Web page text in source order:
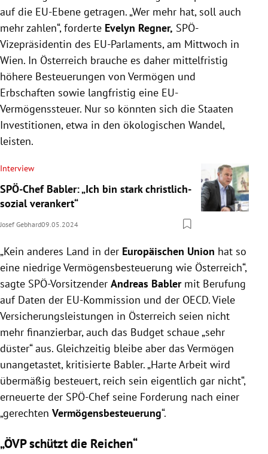
auf die EU-Ebene getragen. „Wer mehr hat, soll auch
mehr zahlen“, forderte Evelyn Regner, SPÖ-
Vizepräsidentin des EU-Parlaments, am Mittwoch in
Wien. In Österreich brauche es daher mittelfristig
höhere Besteuerungen von Vermögen und
Erbschaften sowie langfristig eine EU-
Vermögenssteuer. Nur so könnten sich die Staaten
Investitionen, etwa in den ökologischen Wandel,
leisten.
Interview
SPÖ-Chef Babler: „Ich bin stark christlich-
sozial verankert“
Josef Gebhard09.05.2024
„Kein anderes Land in der Europäischen Union hat so
eine niedrige Vermögensbesteuerung wie Österreich“,
sagte SPÖ-Vorsitzender Andreas Bablermit Berufung
auf Daten der EU-Kommission und der OECD. Viele
Versicherungsleistungen in Österreich seien nicht
mehr finanzierbar, auch das Budget schaue „sehr
düster“ aus. Gleichzeitig bleibe aber das Vermögen
unangetastet, kritisierte Babler. „Harte Arbeit wird
übermäßig besteuert, reich sein eigentlich gar nicht“,
erneuerte der SPÖ-Chef seine Forderung nach einer
„gerechten Vermögensbesteuerung“.
„ÖVP schützt die Reichen“